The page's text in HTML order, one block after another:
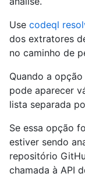
Use codeql
dos extratores
no caminho de
Quando a opção
pode aparecer
lista separada
Se essa opção
estiver sendo
repositório
chamada à API